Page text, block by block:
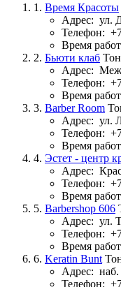
1. Время Красоты
Адрес: ул.
Телефон:
Время
2. Бьюти клаб
Адрес:
Телефон:
Время
3. Barber Room
Адрес: ул.
Телефон:
Время
4. Эстет - центр
Адрес:
Телефон:
Время
5. Barbershop 606
Адрес: ул.
Телефон:
Время
6. Keratin Bunt
Адрес:
Телефон: